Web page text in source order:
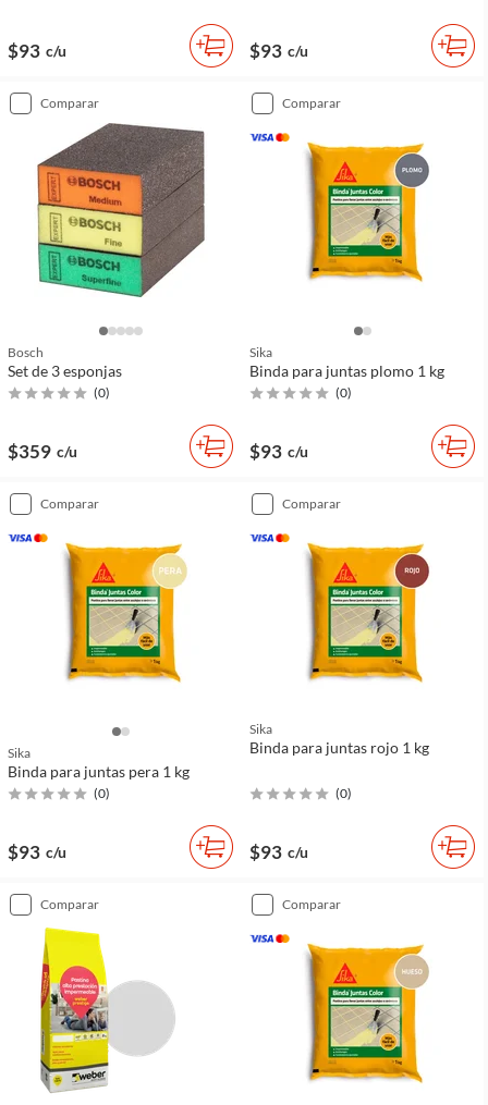
$93 c/u $93 c/u
comparar
Bosch
Set de 3 esponjas
(0)
$359 c/u
comparar
Sika
Binda para juntas plomo 1 kg
(0)
$93 c/u
comparar
Sika
Binda para juntas pera 1 kg
(0)
$93 c/u
comparar
Sika
Binda para juntas rojo 1 kg
(0)
$93 c/u
comparar comparar